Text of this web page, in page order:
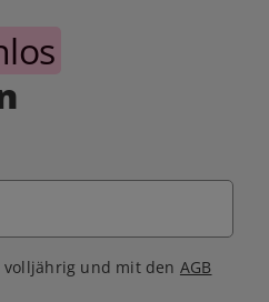
volljährig und mit den AGB